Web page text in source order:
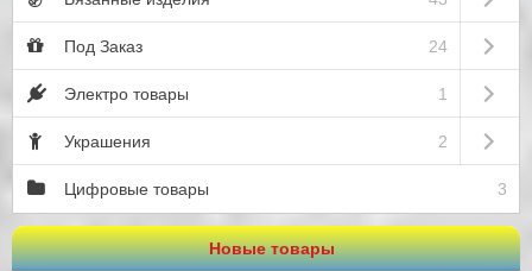
Open
24
Под Заказ
Open
1
Электро товары
Open
2
Украшения
3
Цифровые товары
Новые товары